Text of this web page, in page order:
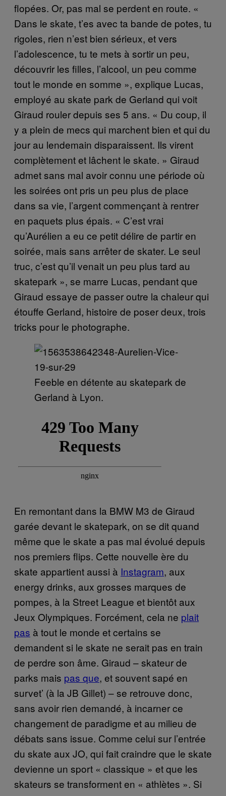
flopées. Or, pas mal se perdent en route. «
Dans le skate, t’es avec ta bande de potes, tu
rigoles, rien n’est bien sérieux, et vers
l’adolescence, tu te mets à sortir un peu,
découvrir les filles, l’alcool, un peu comme
tout le monde en somme », explique Lucas,
employé au skate park de Gerland qui voit
Giraud rouler depuis ses 5 ans. « Du coup, il
y a plein de mecs qui marchent bien et qui du
jour au lendemain disparaissent. Ils virent
complètement et lâchent le skate. » Giraud
admet sans mal avoir connu une période où
les soirées ont pris un peu plus de place
dans sa vie, l’argent commençant à rentrer
en paquets plus épais. « C’est vrai
qu’Aurélien a eu ce petit délire de partir en
soirée, mais sans arrêter de skater. Le seul
truc, c’est qu’il venait un peu plus tard au
skatepark », se marre Lucas, pendant que
Giraud essaye de passer outre la chaleur qui
étouffe Gerland, histoire de poser deux, trois
tricks pour le photographe.
Feeble en détente au skatepark de
Gerland à Lyon.
En remontant dans la BMW M3 de Giraud
garée devant le skatepark, on se dit quand
même que le skate a pas mal évolué depuis
nos premiers flips. Cette nouvelle ère du
skate appartient aussi à Instagram, aux
energy drinks, aux grosses marques de
pompes, à la Street League et bientôt aux
Jeux Olympiques. Forcément, cela ne plait
pas à tout le monde et certains se
demandent si le skate ne serait pas en train
de perdre son âme. Giraud – skateur de
parks mais pas que, et souvent sapé en
survet’ (à la JB Gillet) – se retrouve donc,
sans avoir rien demandé, à incarner ce
changement de paradigme et au milieu de
débats sans issue. Comme celui sur l’entrée
du skate aux JO, qui fait craindre que le skate
devienne un sport « classique » et que les
skateurs se transforment en « athlètes ». Si